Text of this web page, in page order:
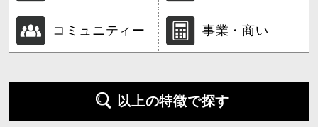
コミュニティー 事業・商い
以上の特徴で探す